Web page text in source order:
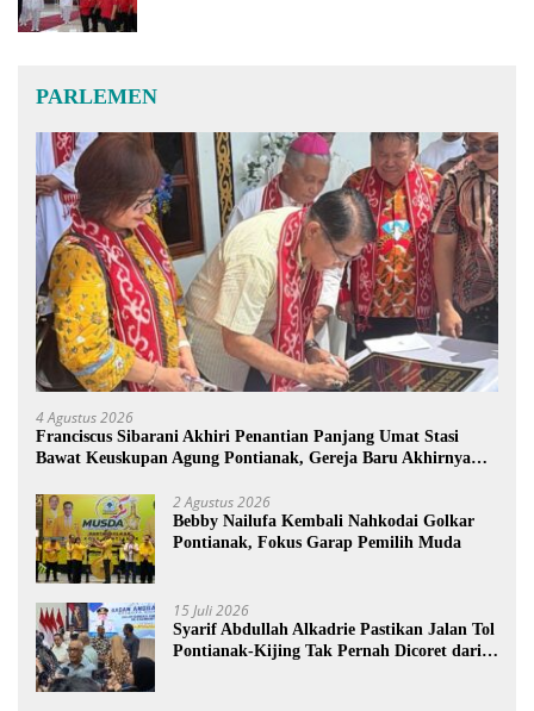
PARLEMEN
4 Agustus 2026
Franciscus Sibarani Akhiri Penantian Panjang Umat Stasi
Bawat Keuskupan Agung Pontianak, Gereja Baru Akhirnya
2 Agustus 2026
Bebby Nailufa Kembali Nahkodai Golkar
Pontianak, Fokus Garap Pemilih Muda
15 Juli 2026
Syarif Abdullah Alkadrie Pastikan Jalan Tol
Pontianak-Kijing Tak Pernah Dicoret dari